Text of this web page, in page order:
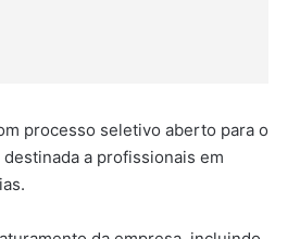
processo seletivo aberto para o
a profissionais em